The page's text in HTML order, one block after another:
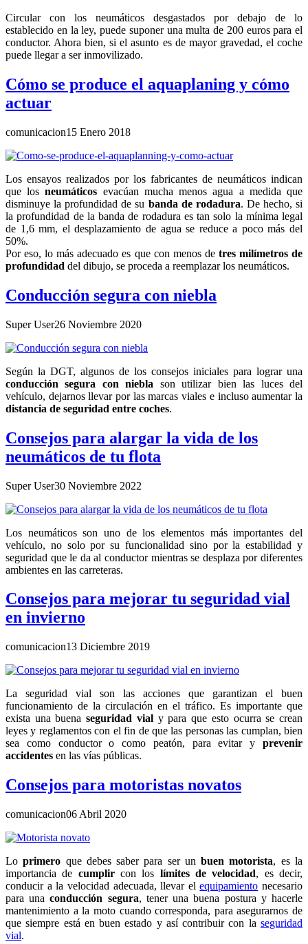
Circular con los neumáticos desgastados por debajo de lo
establecido en la ley, puede suponer una multa de 200 euros para el
conductor. Ahora bien, si el asunto es de mayor gravedad, el coche
puede llegar a ser inmovilizado.
Cómo se produce el aquaplaning y cómo
actuar
comunicacion15 Enero 2018
Los ensayos realizados por los fabricantes de neumáticos indican
que losneumáticos evacúan mucha menos agua a medida que
disminuye la profundidad de su banda de rodadura. De hecho, si
la profundidad de la banda de rodadura es tan solo la mínima legal
de 1,6 mm, el desplazamiento de agua se reduce a poco más del
50%.
Por eso, lo más adecuado es que con menos de tres milímetros de
profundidad del dibujo, se proceda a reemplazar los neumáticos.
Conducción segura con niebla
Super User26 Noviembre 2020
Según la DGT, algunos de los consejos iniciales para lograr una
conducción segura con niebla son utilizar bien las luces del
vehículo, dejarnos llevar por las marcas viales e incluso aumentar la
distancia de seguridad entre coches.
Consejos para alargar la vida de los
neumáticos de tu flota
Super User30 Noviembre 2022
Los neumáticos son uno de los elementos más importantes del
vehículo, no solo por su funcionalidad sino por la estabilidad y
seguridad que le da al conductor mientras se desplaza por diferentes
ambientes en las carreteras.
Consejos para mejorar tu seguridad vial
en invierno
comunicacion13 Diciembre 2019
La seguridad vial son las acciones que garantizan el buen
funcionamiento de la circulación en el tráfico. Es importante que
exista una buenaseguridad vialy para que esto ocurra se crean
leyes y reglamentos con el fin de que las personas las cumplan, bien
sea como conductor o como peatón, para evitar y prevenir
accidentes en las vías públicas.
Consejos para motoristas novatos
comunicacion06 Abril 2020
Loprimero que debes saber para ser unbuen motorista, es la
importancia de cumplircon los límites de velocidad, es decir,
conducir a la velocidad adecuada, llevar elequipamiento necesario
para unaconducción segura, tener una buena postura y hacerle
mantenimiento a la moto cuando corresponda, para asegurarnos de
que siempre está en buen estado y así contribuir con la seguridad
vial.